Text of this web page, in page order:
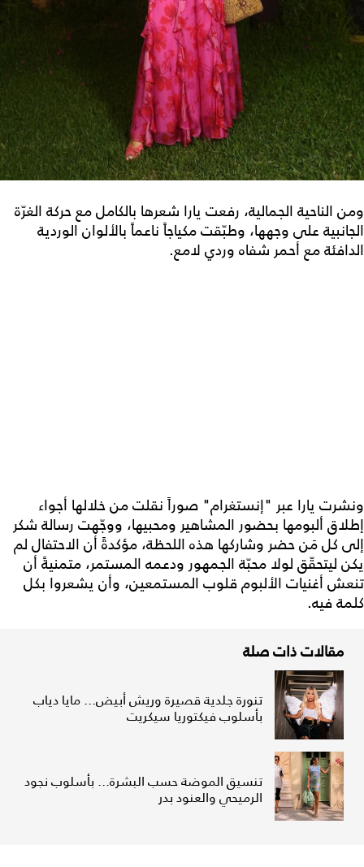
ومن الناحية الجمالية، رفعت يارا شعرها بالكامل مع حركة الغرّة
الجانبية على وجهها، وطبّقت مكياجاً ناعماً بالألوان الوردية
الدافئة مع أحمر شفاه وردي لامع.
ونشرت يارا عبر "إنستغرام" صوراً نقلت من خلالها أجواء
إطلاق ألبومها بحضور المشاهير ومحبيها، ووجّهت رسالة شكر
إلى كل مَن حضر وشاركها هذه اللحظة، مؤكدةً أن الاحتفال لم
يكن ليتحقّق لولا محبّة الجمهور ودعمه المستمر، متمنيةً أن
تنعش أغنيات الألبوم قلوب المستمعين، وأن يشعروا بكل
كلمة فيه.
مقالات ذات صلة
تنورة جلدية قصيرة وريش أبيض... مايا دياب
بأسلوب فيكتوريا سيكريت
تنسيق الموضة حسب البشرة... بأسلوب نجود
الرميحي والعنود بدر